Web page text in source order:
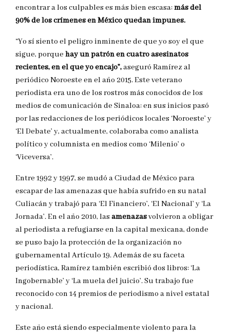
encontrar a los culpables es más bien escasa:más del
90% de los crímenes en México quedan impunes.
“Yo sí siento el peligro inminente de que yo soy el que
sigue, porque hay un patrón en cuatro asesinatos
recientes, en el que yo encajo”,aseguró Ramírez al
periódico Noroeste en el año 2015. Este veterano
periodista era uno de los rostros más conocidos de los
medios de comunicación de Sinaloa: en sus inicios pasó
por las redacciones de los periódicos locales ‘Noroeste’ y
‘El Debate’ y, actualmente, colaboraba como analista
político y columnista en medios como ‘Milenio’ o
‘Viceversa’.
Entre 1992 y 1997, se mudó a Ciudad de México para
escapar de las amenazas que había sufrido en su natal
Culiacán y trabajó para ‘El Financiero’, ‘El Nacional’ y ‘La
Jornada’. En el año 2010, las amenazasvolvieron a obligar
al periodista a refugiarse en la capital mexicana, donde
se puso bajo la protección de la organización no
gubernamental Artículo 19. Además de su faceta
periodística, Ramírez también escribió dos libros: ‘La
Ingobernable’ y ‘La muela del juicio’. Su trabajo fue
reconocido con 14 premios de periodismo a nivel estatal
y nacional.
Este año está siendo especialmente violento para la